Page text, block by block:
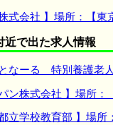
会社 】場所：【東
近で出た求人情報
なーる 特別養護老
ン株式会社 】場所
学校教育部 】場所